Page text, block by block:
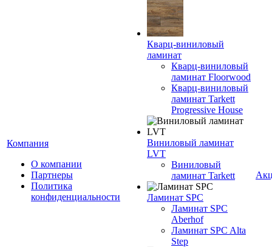
Компания
О компании
Партнеры
Политика
конфиденциальности
Кварц-виниловый
ламинат
Кварц-виниловый
ламинат Floorwood
Кварц-виниловый
ламинат Tarkett
Progressive House
Виниловый ламинат
LVT
Виниловый
ламинат Tarkett
Ламинат SPC
Ламинат SPC
Aberhof
Ламинат SPC Alta
Step